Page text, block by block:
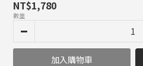
NT$1,780
數量
加入購物車